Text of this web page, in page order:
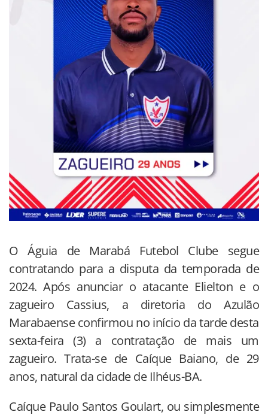
O Águia de Marabá Futebol Clube segue
contratando para a disputa da temporada de
2024. Após anunciar o atacante Elielton e o
zagueiro Cassius, a diretoria do Azulão
Marabaense confirmou no início da tarde desta
sexta-feira (3) a contratação de mais um
zagueiro. Trata-se de Caíque Baiano, de 29
anos, natural da cidade de Ilhéus-BA.
Caíque Paulo Santos Goulart, ou simplesmente